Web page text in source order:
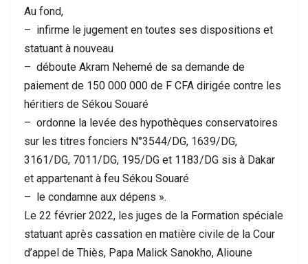
Au fond,
– infirme le jugement en toutes ses dispositions et
statuant à nouveau
– déboute Akram Nehemé de sa demande de
paiement de 150 000 000 de F CFA dirigée contre les
héritiers de Sékou Souaré
– ordonne la levée des hypothèques conservatoires
sur les titres fonciers N°3544/DG, 1639/DG,
3161/DG, 7011/DG, 195/DG et 1183/DG sis à Dakar
et appartenant à feu Sékou Souaré
– le condamne aux dépens ».
Le 22 février 2022, les juges de la Formation spéciale
statuant après cassation en matière civile de la Cour
d’appel de Thiès, Papa Malick Sanokho, Alioune